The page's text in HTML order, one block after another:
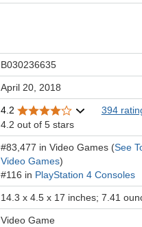
B030236635
April 20, 2018
4.2
394
4.2 out of 5 stars
#83,477 in Video Games (See
Video Games)
#116 in PlayStation 4 Consoles
14.3 x 4.5 x 17 inches; 7.41
Video Game